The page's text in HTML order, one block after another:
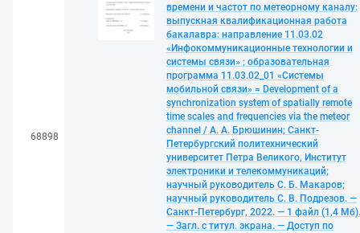
68898
времени и частот по метеорному каналу:
выпускная квалификационная работа
бакалавра: направление 11.03.02
«Инфокоммуникационные технологии и
системы связи» ; образовательная
программа 11.03.02_01 «Системы
мобильной связи» = Development of a
synchronization system of spatially remote
time scales and frequencies via the meteor
channel / А. А. Брюшинин; Санкт-
Петербургский политехнический
университет Петра Великого, Институт
электроники и телекоммуникаций;
научный руководитель С. Б. Макаров;
научный руководитель С. В. Подрезов. —
Санкт-Петербург, 2022. — 1 файл (1,4 Мб).
— Загл. с титул. экрана. — Доступ по